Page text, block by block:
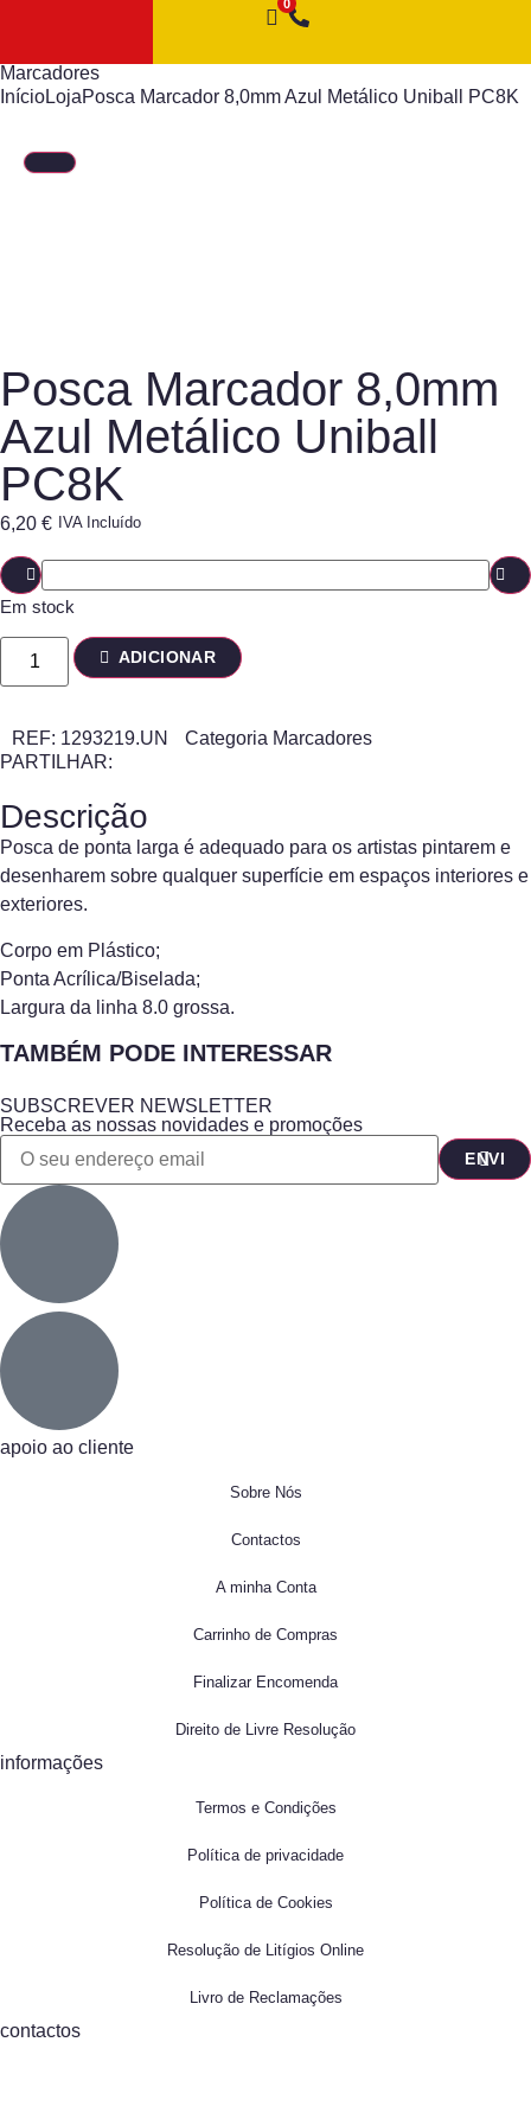
Marcadores
InícioLojaPosca Marcador 8,0mm Azul Metálico Uniball PC8K
Posca Marcador 8,0mm
Azul Metálico Uniball
PC8K
6,20 € IVA Incluído
Em stock
ADICIONAR
REF: 1293219.UN Categoria Marcadores
PARTILHAR:
Descrição
Posca de ponta larga é adequado para os artistas pintarem e
desenharem sobre qualquer superfície em espaços interiores e
exteriores.
Corpo em Plástico;
Ponta Acrílica/Biselada;
Largura da linha 8.0 grossa.
TAMBÉM PODE INTERESSAR
SUBSCREVER NEWSLETTER
Receba as nossas novidades e promoções
apoio ao cliente
Sobre Nós
Contactos
A minha Conta
Carrinho de Compras
Finalizar Encomenda
Direito de Livre Resolução
informações
Termos e Condições
Política de privacidade
Política de Cookies
Resolução de Litígios Online
Livro de Reclamações
contactos